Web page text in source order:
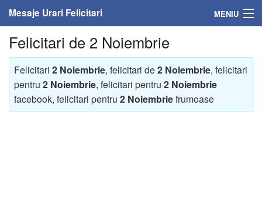
Mesaje Urari Felicitari MENIU
Home
Mesaje
Felicitari
Felicitari de 2 Noiembrie
Felicitari 2 Noiembrie, felicitari de2 Noiembrie, felicitari
pentru 2 Noiembrie, felicitari pentru 2 Noiembrie
facebook, felicitari pentru 2 Noiembriefrumoase